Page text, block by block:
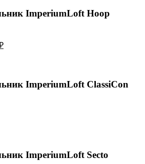
ImperiumLoft Hoop
Текущая
ImperiumLoft ClassiCon
ImperiumLoft Secto